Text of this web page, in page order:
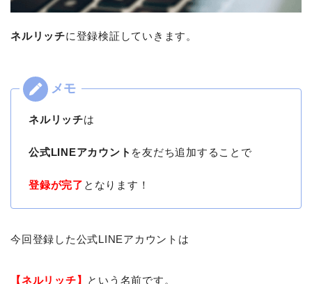
ネルリッチに登録検証していきます。
ネルリッチは
公式LINEアカウント を友だち追加することで
登録が完了 となります！
今回登録した公式LINEアカウントは
【ネルリッチ】 という名前です。